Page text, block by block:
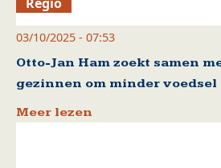
03/10/2025 - 07:53
Otto-Jan Ham zoekt samen
gezinnen om minder
Meer lezen